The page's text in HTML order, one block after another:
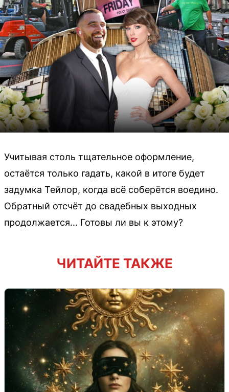
Учитывая столь тщательное оформление,
остаётся только гадать, какой в итоге будет
задумка Тейлор, когда всё соберётся воедино.
Обратный отсчёт до свадебных выходных
продолжается... Готовы ли вы к этому?
ЧИТАЙТЕ ТАКЖЕ